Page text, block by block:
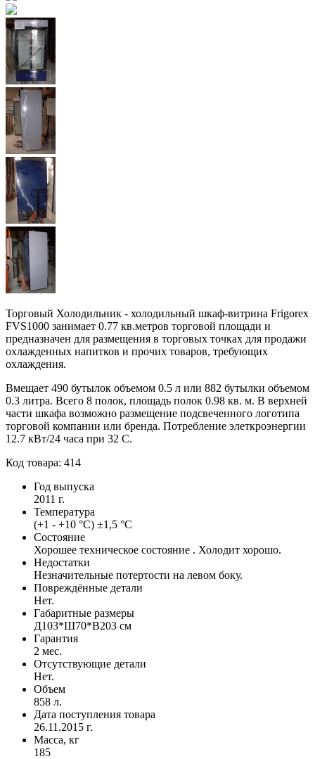
Торговый Холодильник - холодильный шкаф-витрина Frigorex
FVS1000 занимает 0.77 кв.метров торговой площади и
предназначен для размещения в торговых точках для продажи
охлажденных напитков и прочих товаров, требующих
охлаждения.
Вмещает 490 бутылок объемом 0.5 л или 882 бутылки объемом
0.3 литра. Всего 8 полок, площадь полок 0.98 кв. м. В верхней
части шкафа возможно размещение подсвеченного логотипа
торговой компании или бренда. Потребление элеткроэнергии
12.7 кВт/24 часа при 32 С.
Код товара: 414
Год выпуска
2011 г.
Температура
(+1 - +10 °С) ±1,5 °С
Состояние
Хорошее техническое состояние . Холодит хорошо.
Недостатки
Незначительные потертости на левом боку.
Повреждённые детали
Нет.
Габаритные размеры
Д103*Ш70*В203 см
Гарантия
2 мес.
Отсутствующие детали
Нет.
Объем
858 л.
Дата поступления товара
26.11.2015 г.
Масса, кг
185